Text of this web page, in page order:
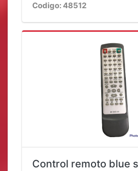
Codigo: 48512
Control remoto blue